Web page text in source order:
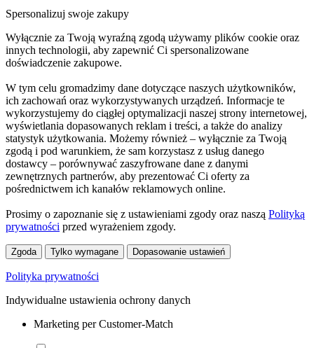
Spersonalizuj swoje zakupy
Wyłącznie za Twoją wyraźną zgodą używamy plików cookie oraz
innych technologii, aby zapewnić Ci spersonalizowane
doświadczenie zakupowe.
W tym celu gromadzimy dane dotyczące naszych użytkowników,
ich zachowań oraz wykorzystywanych urządzeń. Informacje te
wykorzystujemy do ciągłej optymalizacji naszej strony internetowej,
wyświetlania dopasowanych reklam i treści, a także do analizy
statystyk użytkowania. Możemy również – wyłącznie za Twoją
zgodą i pod warunkiem, że sam korzystasz z usług danego
dostawcy – porównywać zaszyfrowane dane z danymi
zewnętrznych partnerów, aby prezentować Ci oferty za
pośrednictwem ich kanałów reklamowych online.
Prosimy o zapoznanie się z ustawieniami zgody oraz naszą Polityką
prywatności przed wyrażeniem zgody.
Zgoda Tylko wymagane Dopasowanie ustawień
Polityka prywatności
Indywidualne ustawienia ochrony danych
Marketing per Customer-Match